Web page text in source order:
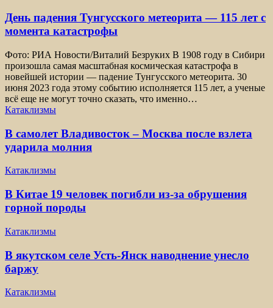
День падения Тунгусского метеорита — 115 лет с
момента катастрофы
Фото: РИА Новости/Виталий Безруких В 1908 году в Сибири
произошла самая масштабная космическая катастрофа в
новейшей истории — падение Тунгусского метеорита. 30
июня 2023 года этому событию исполняется 115 лет, а ученые
всё еще не могут точно сказать, что именно…
Катаклизмы
В самолет Владивосток – Москва после взлета
ударила молния
Катаклизмы
В Китае 19 человек погибли из-за обрушения
горной породы
Катаклизмы
В якутском селе Усть-Янск наводнение унесло
баржу
Катаклизмы